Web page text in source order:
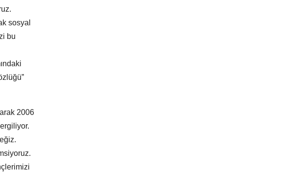
sosyal
bu
2006